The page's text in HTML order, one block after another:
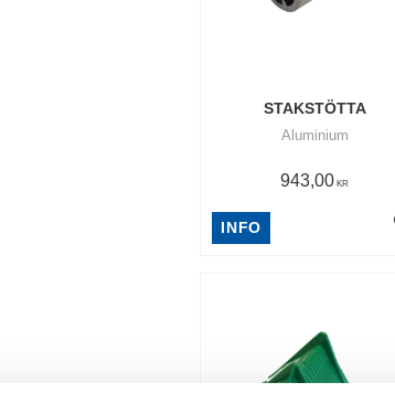
STAKSTÖTTA
Aluminium
943,00 KR
INFO